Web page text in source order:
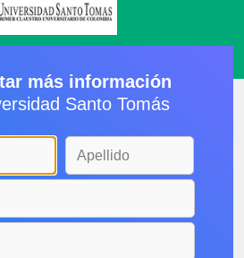
más información
Santo Tomás